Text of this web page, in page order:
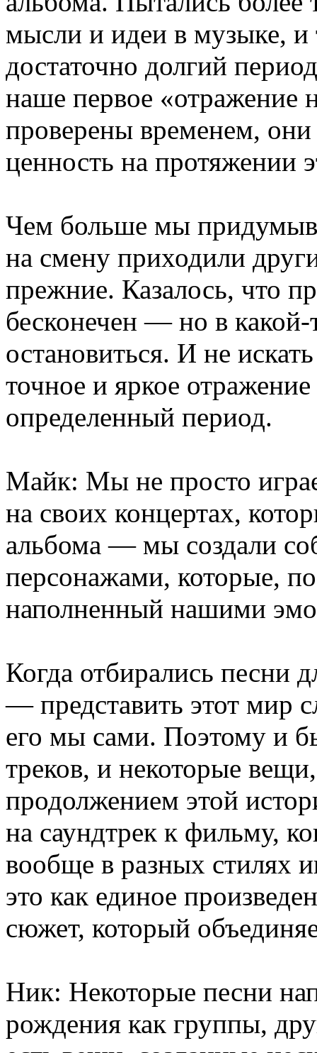
мысли и идеи в музыке, и
достаточно долгий
наше первое «отражение
проверены временем,
ценность на протяжении
Чем больше мы
на смену приходили
прежние. Казалось, что
бесконечен — но в
остановиться. И не
точное и яркое
определенный период.
Майк: Мы не просто
на своих концертах,
альбома — мы создали
персонажами, которые,
наполненный нашими
Когда отбирались песни
— представить этот мир
его мы сами. Поэтому и
треков, и некоторые
продолжением этой
на саундтрек к фильму,
вообще в разных стилях
это как единое
сюжет, который
Ник: Некоторые песни
рождения как группы,